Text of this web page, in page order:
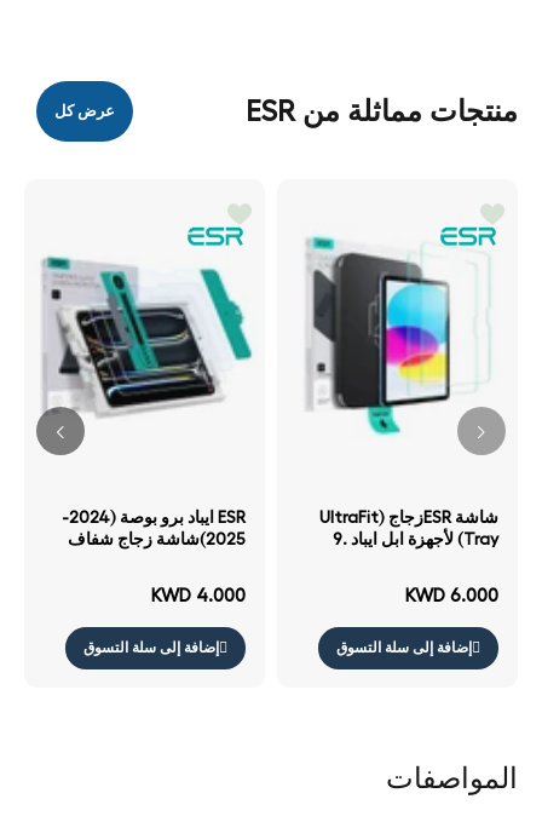
منتجات مماثلة من ESR عرض كل
شاشة ESRزجاج (UltraFit
Tray) لأجهزة ابل ايباد .9
KWD 6.000
إضافة إلى سلة التسوق
ESR ايباد برو بوصة (2024-
2025)شاشة زجاج شفاف
KWD 4.000
إضافة إلى سلة التسوق
المواصفات